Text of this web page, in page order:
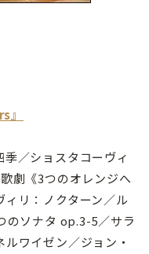
』
／ショスタコーヴィ
劇《3つのオレンジへ
リ：ノクターン／ル
のソナタ op.3-5／サラ
ワイゼン／ジョン・